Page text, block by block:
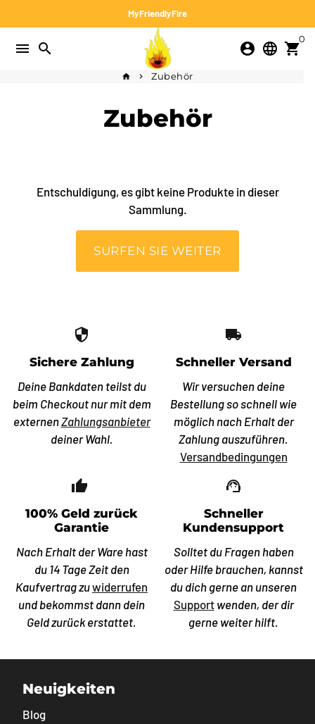
zum
Inhalt
MyFriendlyFire
menu search account_circle language shopping_cart
0
home keyboard_arrow_right Zubehör
Zubehör
Entschuldigung, es gibt keine Produkte in dieser
Sammlung.
SURFEN SIE WEITER
security
Sichere Zahlung
Deine Bankdaten teilst du
beim Checkout nur mit dem
externenZahlungsanbieter
deiner Wahl.
local_shipping
Schneller Versand
Wir versuchen deine
Bestellung so schnell wie
möglich nach Erhalt der
Zahlung auszuführen.
Versandbedingungen
thumb_up_off_alt
100% Geld zurück
Garantie
Nach Erhalt der Ware hast
du 14 Tage Zeit den
Kaufvertrag zuwiderrufen
und bekommst dann dein
Geld zurück erstattet.
support_agent
Schneller
Kundensupport
Solltet du Fragen haben
oder Hilfe brauchen, kannst
du dich gerne an unseren
Support wenden, der dir
gerne weiter hilft.
Neuigkeiten
Blog